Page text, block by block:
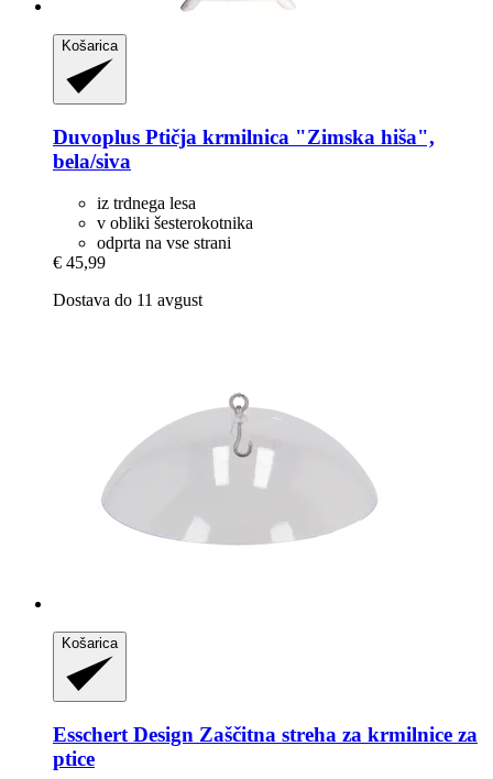
Košarica
Duvoplus Ptičja krmilnica "Zimska hiša",
bela/siva
iz trdnega lesa
v obliki šesterokotnika
odprta na vse strani
€ 45,99
Dostava do 11 avgust
Košarica
Esschert Design Zaščitna streha za krmilnice za
ptice